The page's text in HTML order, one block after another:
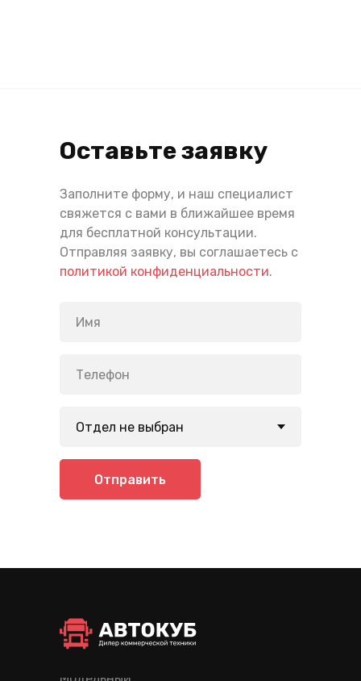
Оставьте заявку
Заполните форму, и наш специалист
свяжется с вами в ближайшее время
для бесплатной консультации.
Отправляя заявку, вы соглашаетесь с
политикой конфиденциальности.
Отправить
Модельный